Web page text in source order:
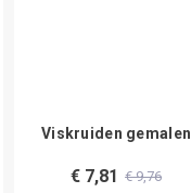
Viskruiden gemalen
€ 7,81 € 9,76